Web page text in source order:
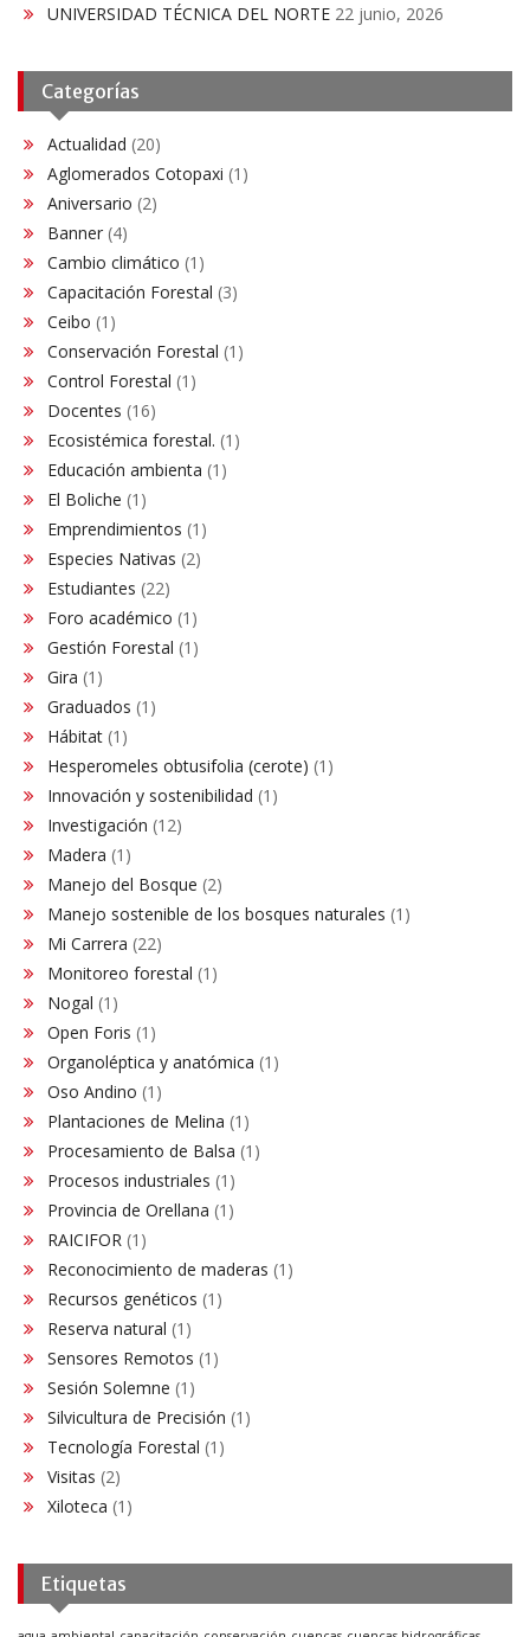
UNIVERSIDAD TÉCNICA DEL NORTE 22 junio, 2026
Categorías
Actualidad (20)
Aglomerados Cotopaxi (1)
Aniversario (2)
Banner (4)
Cambio climático (1)
Capacitación Forestal (3)
Ceibo (1)
Conservación Forestal (1)
Control Forestal (1)
Docentes (16)
Ecosistémica forestal. (1)
Educación ambienta (1)
El Boliche (1)
Emprendimientos (1)
Especies Nativas (2)
Estudiantes (22)
Foro académico (1)
Gestión Forestal (1)
Gira (1)
Graduados (1)
Hábitat (1)
Hesperomeles obtusifolia (cerote) (1)
Innovación y sostenibilidad (1)
Investigación (12)
Madera (1)
Manejo del Bosque (2)
Manejo sostenible de los bosques naturales (1)
Mi Carrera (22)
Monitoreo forestal (1)
Nogal (1)
Open Foris (1)
Organoléptica y anatómica (1)
Oso Andino (1)
Plantaciones de Melina (1)
Procesamiento de Balsa (1)
Procesos industriales (1)
Provincia de Orellana (1)
RAICIFOR (1)
Reconocimiento de maderas (1)
Recursos genéticos (1)
Reserva natural (1)
Sensores Remotos (1)
Sesión Solemne (1)
Silvicultura de Precisión (1)
Tecnología Forestal (1)
Visitas (2)
Xiloteca (1)
Etiquetas